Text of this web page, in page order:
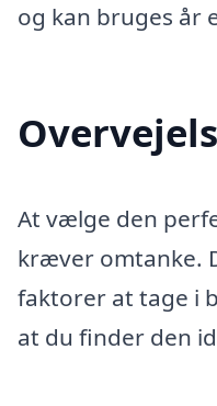
og kan bruges år
At vælge den
kræver omtanke.
faktorer at tage i
at du finder den